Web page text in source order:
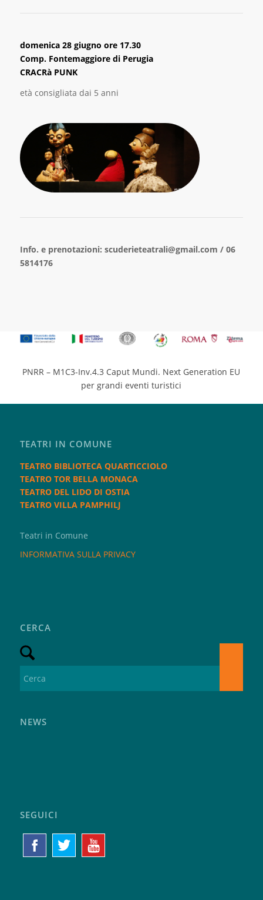
domenica 28 giugno ore 17.30
Comp. Fontemaggiore di Perugia
CRACRà PUNK
età consigliata dai 5 anni
Info. e prenotazioni: scuderieteatrali@gmail.com / 06
5814176
PNRR – M1C3-Inv.4.3 Caput Mundi. Next Generation EU
per grandi eventi turistici
TEATRI IN COMUNE
TEATRO BIBLIOTECA QUARTICCIOLO
TEATRO TOR BELLA MONACA
TEATRO DEL LIDO DI OSTIA
TEATRO VILLA PAMPHILJ
Teatri in Comune
INFORMATIVA SULLA PRIVACY
CERCA
NEWS
SEGUICI